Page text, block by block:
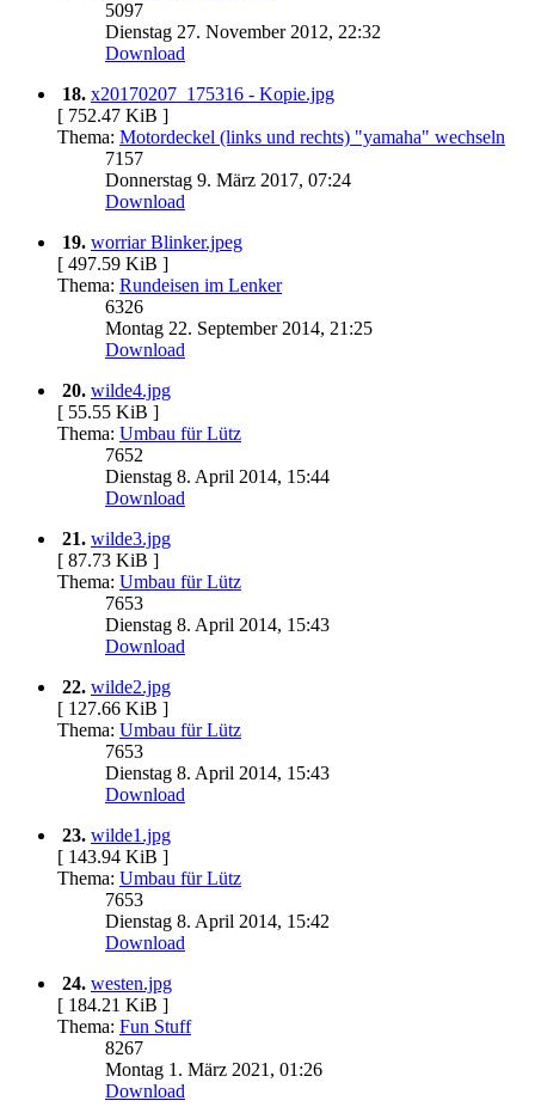
5097
Dienstag 27. November 2012, 22:32
Download
18. x20170207_175316 - Kopie.jpg
[ 752.47 KiB ]
Thema: Motordeckel (links und rechts) "yamaha" wechseln
7157
Donnerstag 9. März 2017, 07:24
Download
19. worriar Blinker.jpeg
[ 497.59 KiB ]
Thema: Rundeisen im Lenker
6326
Montag 22. September 2014, 21:25
Download
20. wilde4.jpg
[ 55.55 KiB ]
Thema: Umbau für Lütz
7652
Dienstag 8. April 2014, 15:44
Download
21. wilde3.jpg
[ 87.73 KiB ]
Thema: Umbau für Lütz
7653
Dienstag 8. April 2014, 15:43
Download
22. wilde2.jpg
[ 127.66 KiB ]
Thema: Umbau für Lütz
7653
Dienstag 8. April 2014, 15:43
Download
23. wilde1.jpg
[ 143.94 KiB ]
Thema: Umbau für Lütz
7653
Dienstag 8. April 2014, 15:42
Download
24. westen.jpg
[ 184.21 KiB ]
Thema: Fun Stuff
8267
Montag 1. März 2021, 01:26
Download